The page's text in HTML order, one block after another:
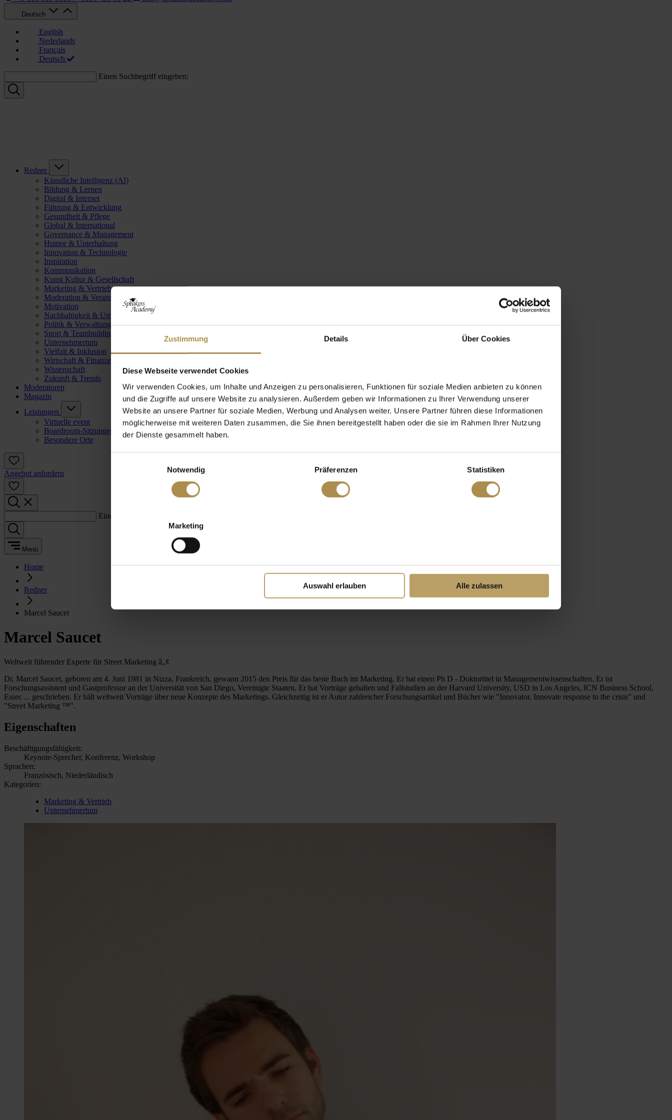
Zustimmung Details Über Cookies
Diese Webseite verwendet Cookies
Wir verwenden Cookies, um Inhalte und Anzeigen zu personalisieren, Funktionen für soziale Medien anbieten zu können
und die Zugriffe auf unsere Website zu analysieren. Außerdem geben wir Informationen zu Ihrer Verwendung unserer
Website an unsere Partner für soziale Medien, Werbung und Analysen weiter. Unsere Partner führen diese Informationen
möglicherweise mit weiteren Daten zusammen, die Sie ihnen bereitgestellt haben oder die sie im Rahmen Ihrer Nutzung
der Dienste gesammelt haben.
Notwendig
Präferenzen Statistiken
Marketing
Auswahl erlauben Alle zulassen
Deutsch
English
Nederlands
Français
Deutsch
Einen Suchbegriff eingeben:
Redner
Künstliche Intelligenz (AI)
Bildung & Lernen
Digital & Internet
Führung & Entwicklung
Gesundheit & Pflege
Global & International
Governance & Management
Humor & Unterhaltung
Innovation & Technologie
Inspiration
Kommunikation
Kunst Kultur & Gesellschaft
Marketing & Vertrieb
Moderation & Veranstaltungsleitung
Motivation
Nachhaltigkeit & Umwelt
Politik & Verwaltung
Sport & Teambuilding
Unternehmertum
Vielfalt & Inklusion
Wirtschaft & Finanzen
Wissenschaft
Zukunft & Trends
Moderatoren
Magazin
Leistungen
Virtuelle event
Boardroom-Sitzungen
Besondere Orte
Angebot anfordern
Einen Suchbegriff eingeben:
Menü
Home
Redner
Marcel Saucet
Marcel Saucet
Weltweit führender Experte für Street Marketing â„¢
Dr. Marcel Saucet, geboren am 4. Juni 1981 in Nizza, Frankreich, gewann 2015 den Preis für das beste Buch im Marketing. Er hat einen Ph D - Doktortitel in Managementwissenschaften. Er ist
Forschungsassistent und Gastprofessor an der Universität von San Diego, Vereinigte Staaten. Er hat Vorträge gehalten und Fallstudien an der Harvard University, USD in Los Angeles, ICN Business School,
Essec ... geschrieben. Er hält weltweit Vorträge über neue Konzepte des Marketings. Gleichzeitig ist er Autor zahlreicher Forschungsartikel und Bücher wie "Innovator, Innovate response to the crisis" und
"Street Marketing ™".
Eigenschaften
Beschäftigungsfähigkeit:
Keynote-Sprecher, Konferenz, Workshop
Sprachen:
Französisch, Niederländisch
Kategorien:
Marketing & Vertrieb
Unternehmertum